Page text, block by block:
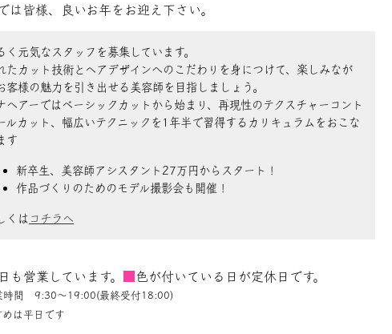
は皆様、良いお年をお迎え下さい。
く元気なスタッフを募集しています。
たカット技術とヘアデザインへのこだわりを身につけて、楽しみなが
客様の魅力を引き出せる美容師を目指しましょう。
ヘアーではベーシックカットから始まり、再現性のテクスチャーコント
ルカット、幅広いテクニックを1年半で習得するカリキュラムをおこな
す
新卒生、美容師アシスタント27万円からスタート！
作品づくりのためのモデル撮影会も開催！
くは コチラへ
も営業しています。 色が付いている日が定休日です。
時間 9:30〜19:00(最終受付18:00)
めは平日です